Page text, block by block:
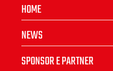
HOME
NEWS
SPONSOR E PARTNER